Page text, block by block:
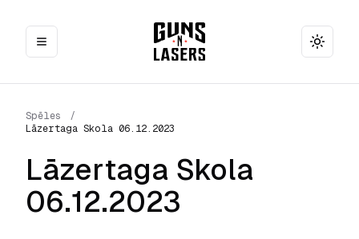
Toggle
Spēles
/
Lāzertaga Skola 06.12.2023
Lāzertaga Skola
06.12.2023